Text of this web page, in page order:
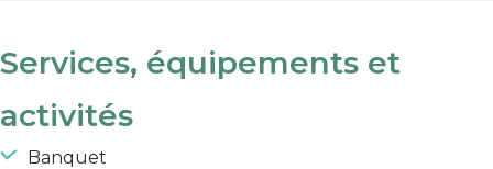
Services, équipements et
activités
Banquet